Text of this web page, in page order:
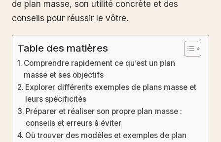
de plan masse, son utilité concrète et des
conseils pour réussir le vôtre.
Table des matières
Comprendre rapidement ce qu’est un plan
masse et ses objectifs
Explorer différents exemples de plans masse et
leurs spécificités
Préparer et réaliser son propre plan masse :
conseils et erreurs à éviter
Où trouver des modèles et exemples de plan